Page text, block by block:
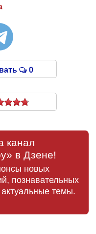
0
канал
в Дзене!
новых
познавательных
актуальные темы.